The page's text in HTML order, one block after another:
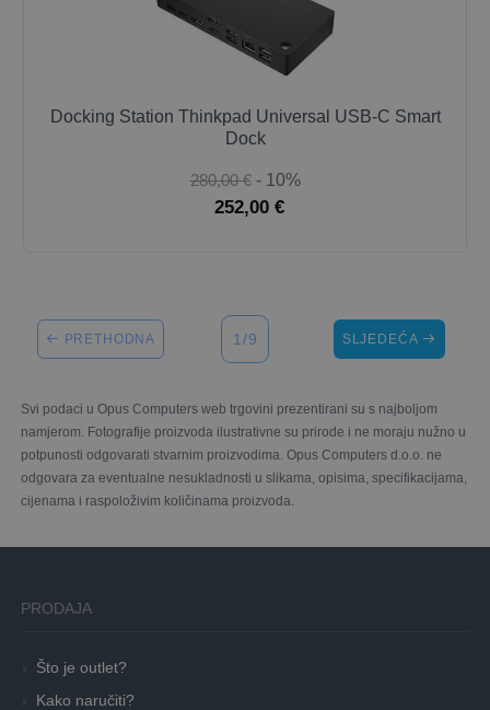
Docking Station Thinkpad Universal USB-C Smart
Dock
280,00 € - 10%
252,00 €
PRETHODNA 1/9 SLJEDEĆA
Svi podaci u Opus Computers web trgovini prezentirani su s najboljom
namjerom. Fotografije proizvoda ilustrativne su prirode i ne moraju nužno u
potpunosti odgovarati stvarnim proizvodima. Opus Computers d.o.o. ne
odgovara za eventualne nesukladnosti u slikama, opisima, specifikacijama,
cijenama i raspoloživim količinama proizvoda.
PRODAJA
Što je outlet?
Kako naručiti?